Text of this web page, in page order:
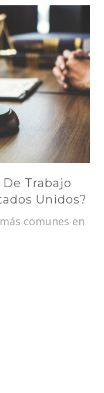
Trabajo
Unidos?
comunes en